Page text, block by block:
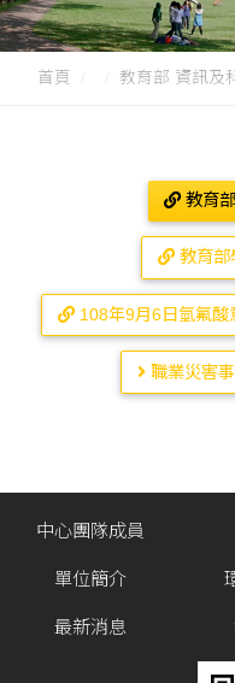
首頁 教育部 資訊及
教育
教育部
108年9月6日氫氟酸
職業災害
中心團隊成員
單位簡介
最新消息